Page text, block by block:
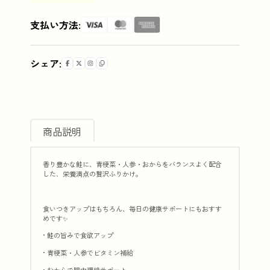
支払い方法:
シェア:
無添加 国産 鮭ふりかけ
無添加 国産 鮭ふりかけ
無添加 国産 鮭ふりかけ
コピー
商品説明
香り豊かな鮭に、青梗菜・人参・おからをバランスよく配合
した、栄養満点の贅沢ふりかけ。
食いつきアップはもちろん、毎日の健康サポートにもおすす
めです✨
• 鮭の旨みで食欲アップ
• 青梗菜・人参でビタミン補給